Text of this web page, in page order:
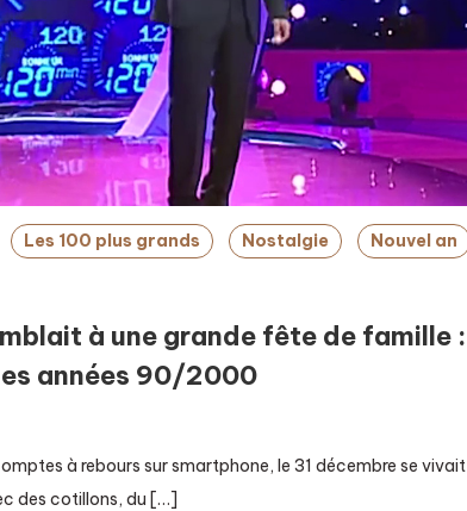
Les 100 plus grands Nostalgie Nouvel an
à une grande fête de famille :
années 90/2000
à rebours sur smartphone, le 31 décembre se vivait
des cotillons, du […]